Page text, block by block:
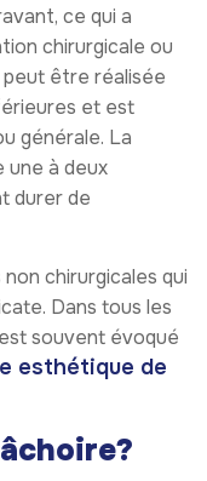
ce qui a
chirurgicale ou
peut être réalisée
et est
générale. La
une à deux
durer de
chirurgicales qui
Dans tous les
souvent évoqué
esthétique de